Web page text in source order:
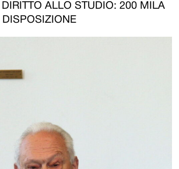
DIRITTO ALLO STUDIO: 200 MILA
DISPOSIZIONE